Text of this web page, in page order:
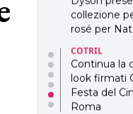
collezione
rosé per
COTRIL
Continua la
look firmati
Festa del
Roma